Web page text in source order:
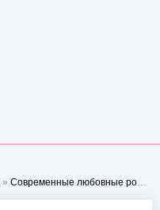
» Современные любовные романы